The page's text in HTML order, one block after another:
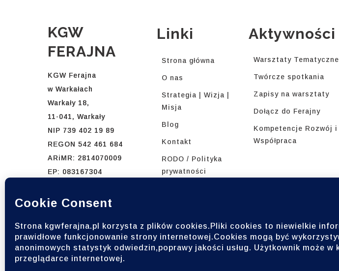
KGW
FERAJNA
KGW Ferajna
w Warkałach
Warkały 18,
11-041, Warkały
NIP 739 402 19 89
REGON 542 461 684
ARiMR: 2814070009
EP: 083167304
tel: 698 288 801
0000 0001 6377 8279
Linki
Strona główna
O nas
Strategia | Wizja |
Misja
Blog
Kontakt
RODO / Polityka
prywatności
Aktywności
Warsztaty Tematyczne
Twórcze spotkania
Zapisy na warsztaty
Dołącz do Ferajny
Kompetencje Rozwój i
Współpraca